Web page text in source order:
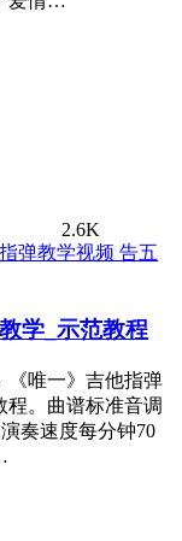
2.6K
告五
学_示范教程
《唯一》吉他指弹
程。曲谱标准音调
奏速度每分钟70